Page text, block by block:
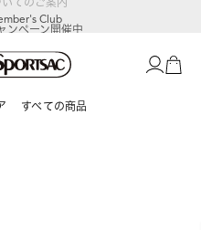
Club
ンペーン開催中
すべての商品